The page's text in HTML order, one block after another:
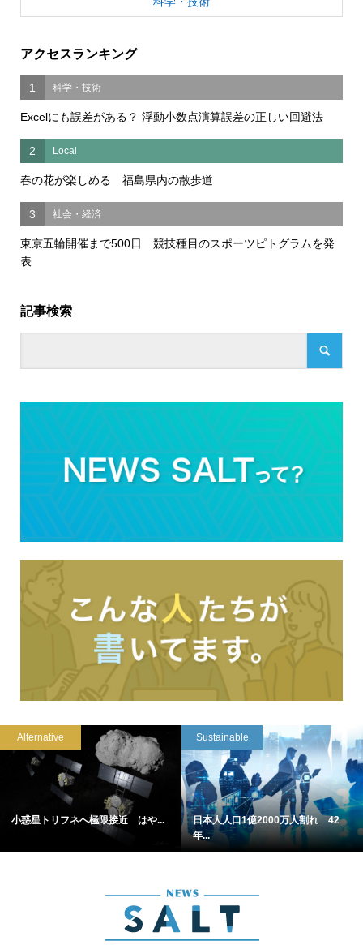
アクセスランキング
1 科学・技術
Excelにも誤差がある？ 浮動小数点演算誤差の正しい回避法
2 Local
春の花が楽しめる 福島県内の散歩道
3 社会・経済
東京五輪開催まで500日 競技種目のスポーツピトグラムを発
表
記事検索
Alternative
小惑星トリフネへ極限接近 はや...
Sustainable
日本人人口1億2000万人割れ 42
年...